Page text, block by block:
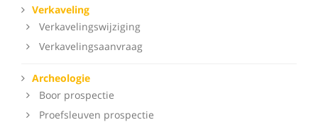
Verkaveling
Verkavelingswijziging
Verkavelingsaanvraag
Archeologie
Boor prospectie
Proefsleuven prospectie